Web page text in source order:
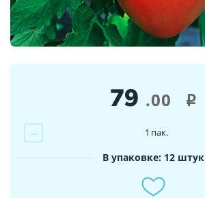
79 .00 i
− 1 пак.
В упаковке: 12 штук